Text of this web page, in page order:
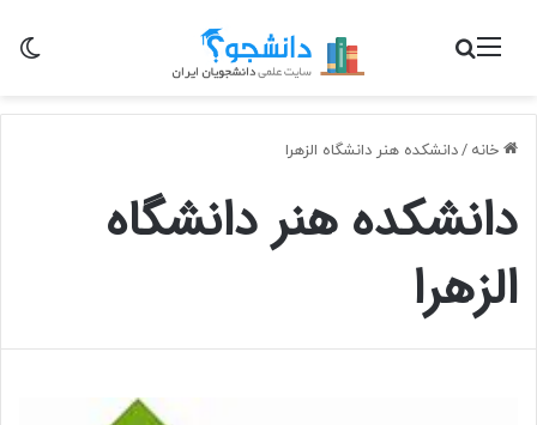
منو جستجو برای
خانه /دانشکده هنر دانشگاه الزهرا
دانشکده هنر دانشگاه
الزهرا